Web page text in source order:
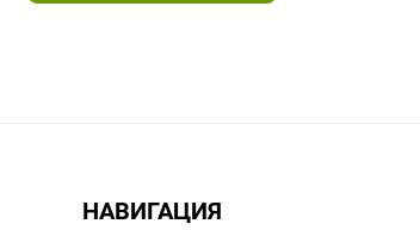
НАВИГАЦИЯ